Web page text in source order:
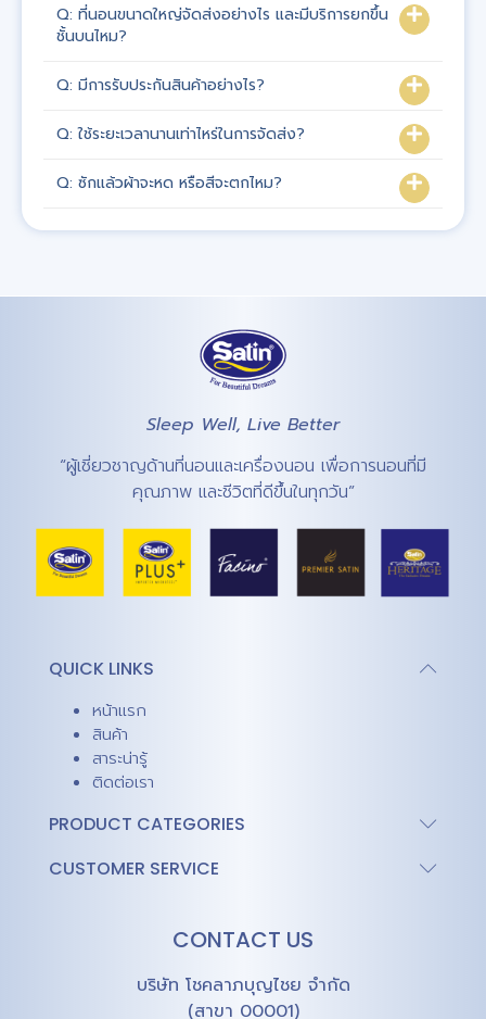
Q: ที่นอนขนาดใหญ่จัดส่งอย่างไร และมีบริการยกขึ้น
ชั้นบนไหม?
Q: มีการรับประกันสินค้าอย่างไร?
Q: ใช้ระยะเวลานานเท่าไหร่ในการจัดส่ง?
Q: ซักแล้วผ้าจะหด หรือสีจะตกไหม?
Sleep Well, Live Better
“ผู้เชี่ยวชาญด้านที่นอนและเครื่องนอน เพื่อการนอนที่มี
คุณภาพ และชีวิตที่ดีขึ้นในทุกวัน”
QUICK LINKS
หน้าแรก
สินค้า
สาระน่ารู้
ติดต่อเรา
PRODUCT CATEGORIES
CUSTOMER SERVICE
CONTACT US
บริษัท โชคลาภบุญไชย จำกัด
(สาขา 00001)